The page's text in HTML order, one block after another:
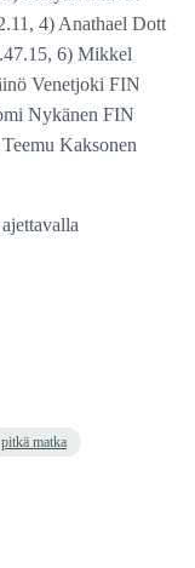
4) Anathael Dott
6) Mikkel
Venetjoki FIN
Nykänen FIN
Kaksonen
pitkä matka